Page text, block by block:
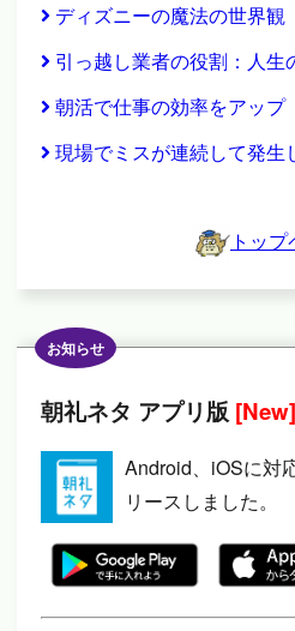
ディズニーの魔法の世界観
引っ越し業者の役割：人
朝活で仕事の効率をアップ
現場でミスが連続して発
トップ
お知らせ
朝礼ネタ アプリ版 [New]
Android、iOSに対
リースしました。